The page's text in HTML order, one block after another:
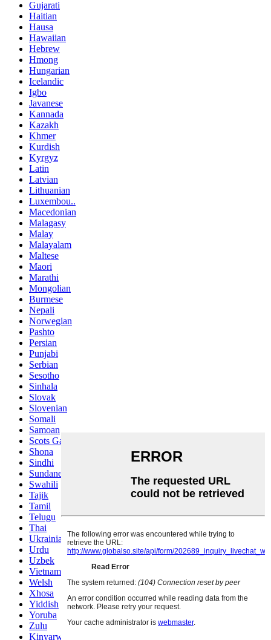
Gujarati
Haitian
Hausa
Hawaiian
Hebrew
Hmong
Hungarian
Icelandic
Igbo
Javanese
Kannada
Kazakh
Khmer
Kurdish
Kyrgyz
Latin
Latvian
Lithuanian
Luxembou..
Macedonian
Malagasy
Malay
Malayalam
Maltese
Maori
Marathi
Mongolian
Burmese
Nepali
Norwegian
Pashto
Persian
Punjabi
Serbian
Sesotho
Sinhala
Slovak
Slovenian
Somali
Samoan
Scots Gaelic
Shona
Sindhi
Sundanese
Swahili
Tajik
Tamil
Telugu
Thai
Ukrainian
Urdu
Uzbek
Vietnamese
Welsh
Xhosa
Yiddish
Yoruba
Zulu
Kinyarwanda